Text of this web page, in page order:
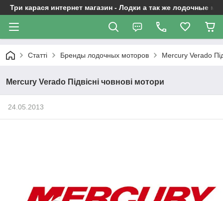
Три карася интернет магазин - Лодки а так же лодочные
Статті Бренды лодочных моторов Mercury Verado
Mercury Verado Підвісні човнові мотори
24.05.2013